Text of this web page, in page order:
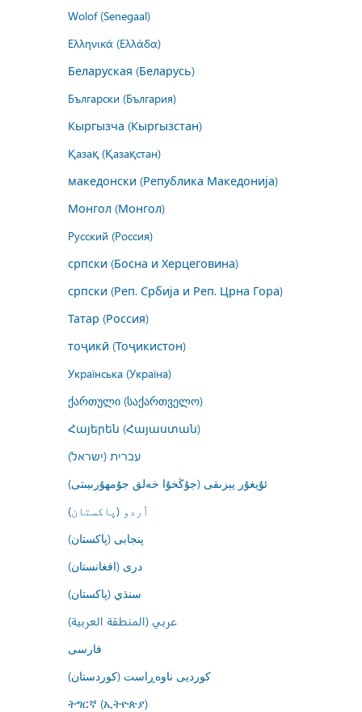
Wolof (Senegaal)
Ελληνικά (Ελλάδα)
Беларуская (Беларусь)
Български (България)
Кыргызча (Кыргызстан)
Қазақ (Қазақстан)
македонски (Република Македонија)
Монгол (Монгол)
Русский (Россия)
српски (Босна и Херцеговина)
српски (Реп. Србија и Реп. Црна Гора)
Татар (Россия)
тоҷикӣ (Тоҷикистон)
Українська (Україна)
ქართული (საქართველო)
Հայերեն (Հայաստան)
עברית (ישראל)
ئۇيغۇر يېزىقى (جۇڭخۇا خەلق جۇمھۇرىيىتى)
اُردو (پاکستان)
پنجابی (پاکستان)
درى (افغانستان)
سنڌي (پاکستان)
عربي (المنطقة العربية)
فارسى
کوردیی ناوەڕاست (کوردستان)
ትግርኛ (ኢትዮጵያ)